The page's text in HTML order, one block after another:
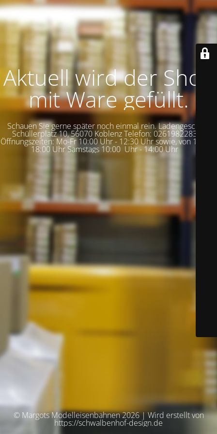
Aktuell wird der Shop
mit Ware gefüllt.
Schauen Sie gerne später noch einmal rein. Ladengeschäft:
Schüllerplatz 10, 56070 Koblenz Telefon: 02619822837
Öffnungszeiten: Mo-Fr 10:00 Uhr - 12:30 Uhr sowie, von 14:30 -
18:00 Uhr Samstags 10:00 Uhr - 14:00 Uhr
© Margots Modelleisenbahnen 2026 | Wird erstellt von
https://schwalbenhof-design.de